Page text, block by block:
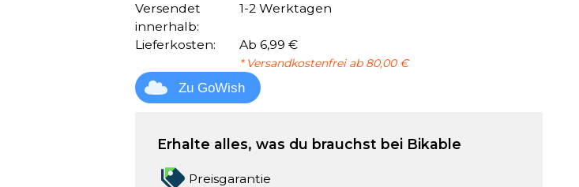
Versendet
innerhalb:
1-2 Werktagen
Lieferkosten: Ab 6,99 €
* Versandkostenfrei ab 80,00 €
Zu GoWish
Erhalte alles, was du brauchst bei Bikable
Preisgarantie